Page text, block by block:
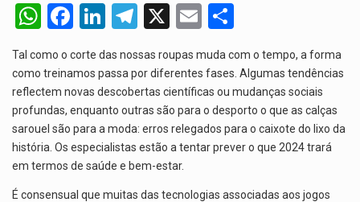
A final coloca frente a frente duas equipas que chegaram…
W
at
s
A
p
p
F
ce
b
o
o
k
Li
ke
dI
n
T
e
gr
a
m
X
E
m
ail ar
e
Tal como o corte das nossas roupas muda com o tempo, a forma
como treinamos passa por diferentes fases. Algumas tendências
reflectem novas descobertas científicas ou mudanças sociais
profundas, enquanto outras são para o desporto o que as calças
sarouel são para a moda: erros relegados para o caixote do lixo da
história. Os especialistas estão a tentar prever o que 2024 trará
em termos de saúde e bem-estar.
É consensual que muitas das tecnologias associadas aos jogos